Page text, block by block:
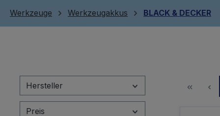
Werkzeuge Werkzeugakkus BLACK & DECKER
Hersteller
Preis